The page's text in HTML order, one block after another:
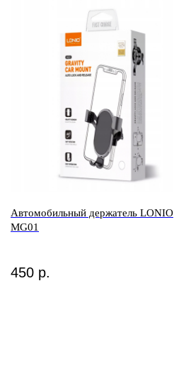
Автомобильный держатель LONIO
MG01
450 р.